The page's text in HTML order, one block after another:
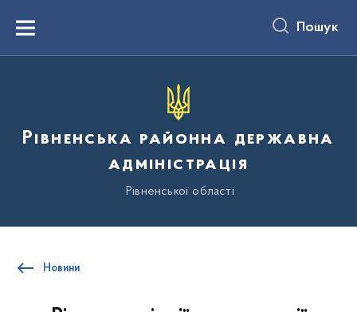
вмістуMenu Пошук
Рівненська районна державна
адміністрація
Рівненської області
Новини